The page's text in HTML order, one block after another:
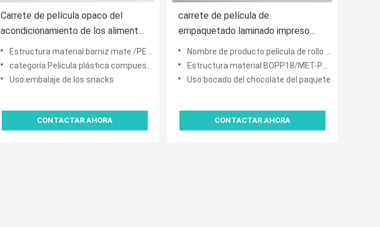
Carrete de película opaco del
acondicionamiento de los alimentos
del encogimiento del calor 17,71
pulgadas para las galletas del
bocado de las nueces
Estructura material:barniz mate /PET/MET-PET/PE60
categoría:Película plástica compuesta de múltiples capas con la impresión
Uso:embalaje de los snacks
CONTACTAR AHORA
carrete de película de
empaquetado laminado impreso
plástico del abrigo de la comida de
250m m 1.8oz PE
Nombre de producto:película de rollo plástica laminada del acondicionamiento de los alimentos
Estructura material:BOPP18/MET-PET12/mates PE60
Uso:bocado del chocolate del paquete
CONTACTAR AHORA